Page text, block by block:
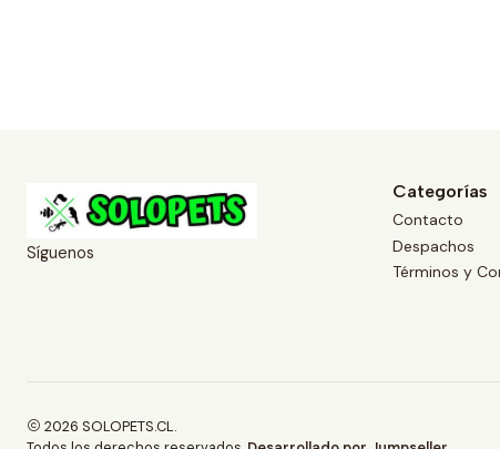
Síguenos
Categorías
Contacto
Despachos
Términos y
2026 SOLOPETS.CL.